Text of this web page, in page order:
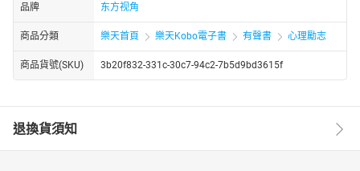
系，温情系，棒喝系的书，这本《恋爱时不折 腾，结婚后不动摇》
更像是一本实用理性的身心灵读本，它将帮助天下女 性更好地驾驭
感情，经营家庭，从而获得天长地久的幸福。 幸福，会让女人的青
春走得更远。
作者简介：
曾子航，情感类畅销书作家。七零后生人，中山大学中文系毕业。
做过日报记者、电台DJ和广州电视台、北京电视台主持人、中央电
视台电影频道（CCTV-6）《佳片有约》节目主持人，以及内地首个
品牌 东方视角
商品分類 樂天首頁 樂天Kobo電子書 有聲書 心理勵志
商品貨號(SKU) 3b20f832-331c-30c7-94c2-7b5d9bd3615f
退換貨須知